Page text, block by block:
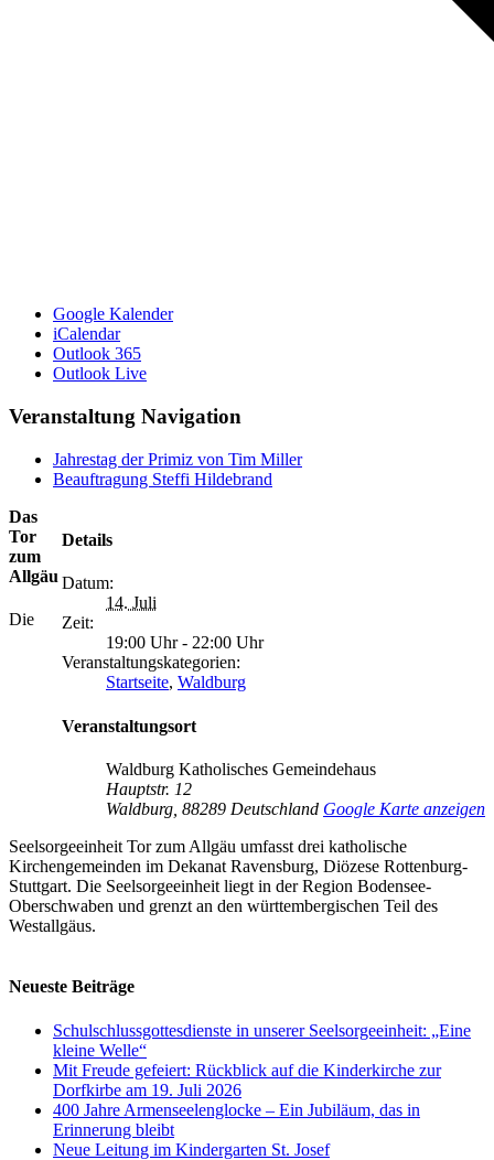
Google Kalender
iCalendar
Outlook 365
Outlook Live
Veranstaltung Navigation
Jahrestag der Primiz von Tim Miller
Beauftragung Steffi Hildebrand
Details
Datum:
14. Juli
Zeit:
19:00 Uhr - 22:00 Uhr
Veranstaltungskategorien:
Startseite, Waldburg
Veranstaltungsort
Waldburg Katholisches Gemeindehaus
Hauptstr. 12
Waldburg 88289 Deutschland Google Karte anzeigen
Das
Tor
zum
Allgäu
Die
Seelsorgeeinheit Tor zum Allgäu umfasst drei katholische
Kirchengemeinden im Dekanat Ravensburg, Diözese Rottenburg-
Stuttgart. Die Seelsorgeeinheit liegt in der Region Bodensee-
Oberschwaben und grenzt an den württembergischen Teil des
Westallgäus.
Neueste Beiträge
Schulschlussgottesdienste in unserer Seelsorgeeinheit: „Eine
kleine Welle“
Mit Freude gefeiert: Rückblick auf die Kinderkirche zur
Dorfkirbe am 19. Juli 2026
400 Jahre Armenseelenglocke – Ein Jubiläum, das in
Erinnerung bleibt
Neue Leitung im Kindergarten St. Josef